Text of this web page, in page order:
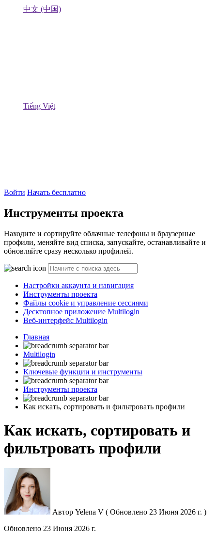
中文 (中国)
Tiếng Việt
Войти Начать бесплатно
Инструменты проекта
Находите и сортируйте облачные телефоны и браузерные
профили, меняйте вид списка, запускайте, останавливайте и
обновляйте сразу несколько профилей.
Настройки аккаунта и навигация
Инструменты проекта
Файлы cookie и управление сессиями
Десктопное приложение Multilogin
Веб-интерфейс Multilogin
Главная
Multilogin
Ключевые функции и инструменты
Инструменты проекта
Как искать, сортировать и фильтровать профили
Как искать, сортировать и
фильтровать профили
Автор Yelena V ( Обновлено 23 Июня 2026 г. )
Обновлено 23 Июня 2026 г.